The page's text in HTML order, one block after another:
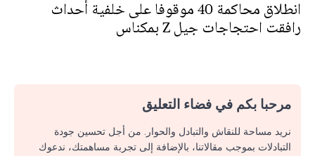
انطلاق محاكمة 40 موقوفا على خلفية أحداث
رافقت احتجاجات جيل Z بمكناس
مرحبا بكم في فضاء التعليق
نريد مساحة للنقاش والتبادل والحوار. من أجل تحسين جودة
التبادلات بموجب مقالاتنا، بالإضافة إلى تجربة مساهمتك، ندعوك